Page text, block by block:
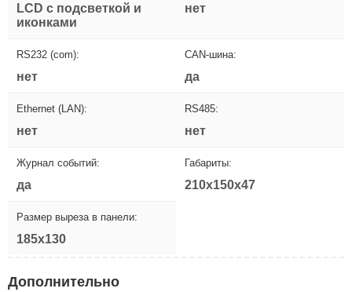
LCD с подсветкой и
иконками
нет
RS232 (com):
нет
CAN-шина:
да
Ethernet (LAN):
нет
RS485:
нет
Журнал событий:
да
Габариты:
210x150x47
Размер выреза в панели:
185x130
Дополнительно